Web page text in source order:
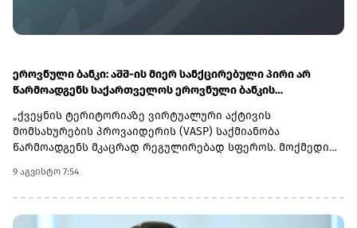
ეროვნული ბანკი: აშშ-ის მიერ სანქცირებული პირი არ
წარმოადგენს საქართველოს ეროვნული ბანკის
„ქვეყნის ტერიტორიაზე ვირტუალური აქტივის
მომსახურების პროვაიდერის (VASP) საქმიანობა
წარმოადგენს მკაცრად რეგულირებად სფეროს. მოქმედი
რომელიც ახორციელებს ამ ტიპის საქმიანობას, უნდა
გაიაროს სავალდებულო რეგისტრაცია საქართველოს
ეროვნულ ბანკში.ხაზგასმით აღვნიშნავთ, რომ აშშ-ის
9 აგვისტო 7:54